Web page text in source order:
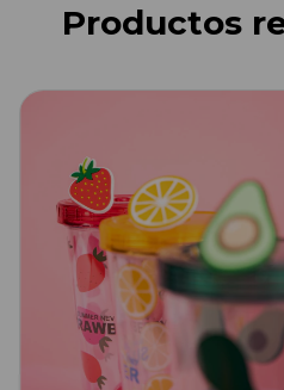
Productos